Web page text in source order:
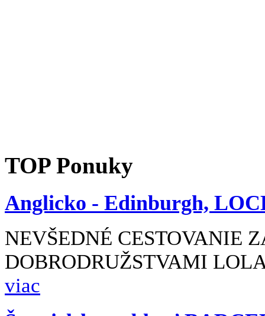
TOPPonuky
Anglicko - Edinburgh,
NEVŠEDNÉ CESTOVANIE
DOBRODRUŽSTVAMI
viac